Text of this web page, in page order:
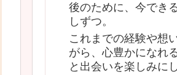
後のために、今でき
しずつ。
これまでの経験や想
がら、心豊かになれ
と出会いを楽しみに